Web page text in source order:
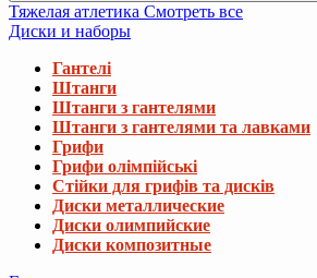
Тяжелая атлетика Смотреть все
Диски и наборы
Гантелі
Штанги
Штанги з гантелями
Штанги з гантелями та лавками
Грифи
Грифи олімпійські
Стійки для грифів та дисків
Диски металлические
Диски олимпийские
Диски композитные